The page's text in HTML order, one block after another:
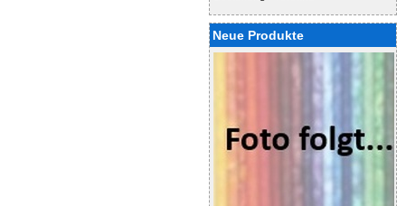
Neue Produkte